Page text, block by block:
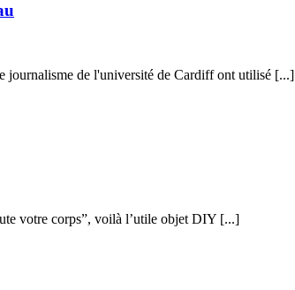
journalisme de l'université de Cardiff ont utilisé [...]
votre corps”, voilà l’utile objet DIY [...]